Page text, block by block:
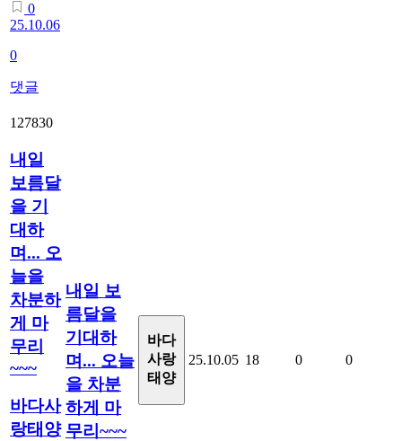
0
25.10.06
0
댓글
127830
내일
보름달
을 기
대하
며... 오
늘을
차분하
게 마
무리
~~~
바다사
랑태양
내일 보
름달을
기대하
며... 오늘
을 차분
하게 마
무리~~~
바다
사랑
태양
25.10.05 18 0 0